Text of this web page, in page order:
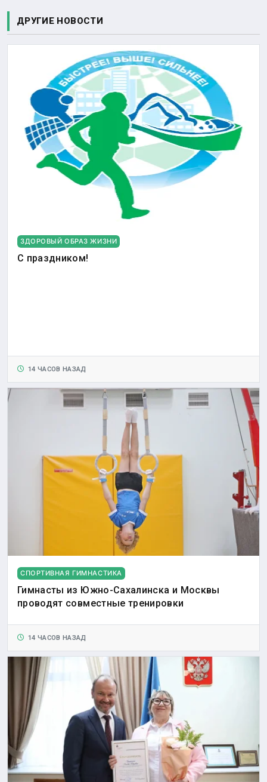
ДРУГИЕ НОВОСТИ
ЗДОРОВЫЙ ОБРАЗ ЖИЗНИ
С праздником!
14 ЧАСОВ НАЗАД
СПОРТИВНАЯ ГИМНАСТИКА
Гимнасты из Южно-Сахалинска и Москвы
проводят совместные тренировки
14 ЧАСОВ НАЗАД